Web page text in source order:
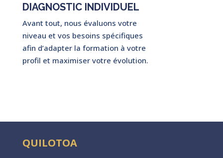
DIAGNOSTIC INDIVIDUEL
Avant tout, nous évaluons votre
niveau et vos besoins spécifiques
afin d’adapter la formation à votre
profil et maximiser votre évolution.
QUILOTOA